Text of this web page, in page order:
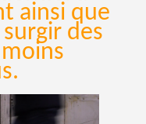
ainsi que
des